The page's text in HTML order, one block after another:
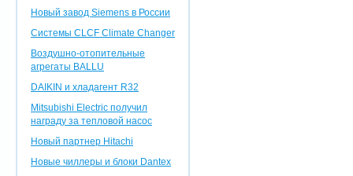
Новый завод Siemens в России
Системы CLCF Climate Changer
Воздушно-отопительные
агрегаты BALLU
DAIKIN и хладагент R32
Mitsubishi Electric получил
награду за тепловой насос
Новый партнер Hitachi
Новые чиллеры и блоки Dantex